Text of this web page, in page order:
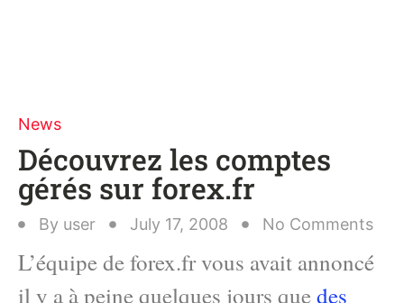
News
Découvrez les comptes
gérés sur forex.fr
By user July 17, 2008 No Comments
L’équipe de forex.fr vous avait annoncé
il y a à peine quelques jours quedes